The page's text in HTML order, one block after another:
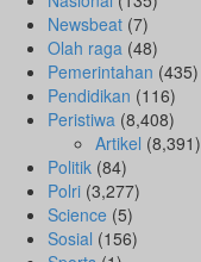
Newsbeat (7)
Olah raga (48)
Pemerintahan (435)
Pendidikan (116)
Peristiwa (8,408)
Artikel (8,391)
Politik (84)
Polri (3,277)
Science (5)
Sosial (156)